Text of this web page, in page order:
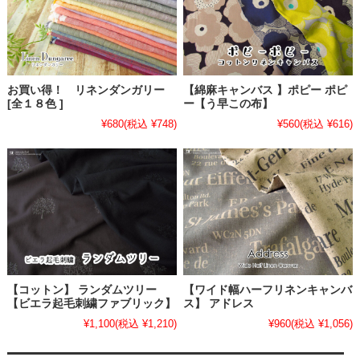
お買い得！ リネンダンガリー
[全１８色 ]
¥680(税込 ¥748)
【綿麻キャンバス 】ポピー ポピ
ー【う早この布】
¥560(税込 ¥616)
【コットン】 ランダムツリー
【ビエラ起毛刺繍ファブリック】
¥1,100(税込 ¥1,210)
【ワイド幅ハーフリネンキャンバ
ス】 アドレス
¥960(税込 ¥1,056)